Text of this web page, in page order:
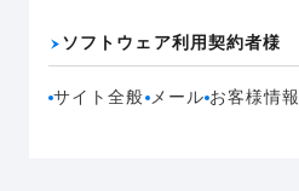
ソフトウェア利用契約者様
サイト全般 メール お客様情報